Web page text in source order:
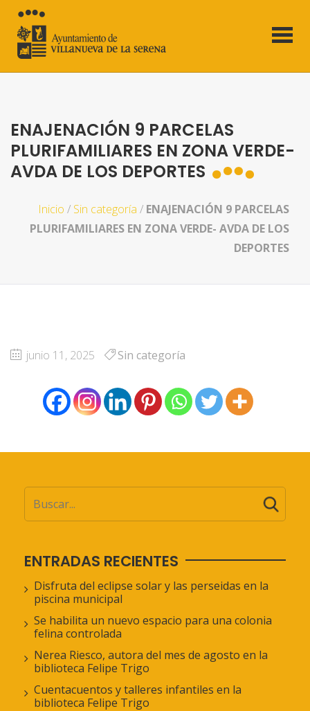
ENAJENACIÓN 9 PARCELAS
PLURIFAMILIARES EN ZONA VERDE-
AVDA DE LOS DEPORTES
Inicio / Sin categoría / ENAJENACIÓN 9 PARCELAS
PLURIFAMILIARES EN ZONA VERDE- AVDA DE LOS
DEPORTES
junio 11, 2025 Sin categoría
ENTRADAS RECIENTES
Disfruta del eclipse solar y las perseidas en la
piscina municipal
Se habilita un nuevo espacio para una colonia
felina controlada
Nerea Riesco, autora del mes de agosto en la
biblioteca Felipe Trigo
Cuentacuentos y talleres infantiles en la
biblioteca Felipe Trigo